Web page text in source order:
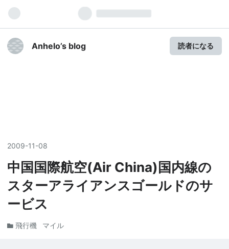
Anhelo’s blog 読者になる
2009-11-08
中国国際航空(Air China)国内線の
スターアライアンスゴールドのサ
ービス
飛行機 マイル